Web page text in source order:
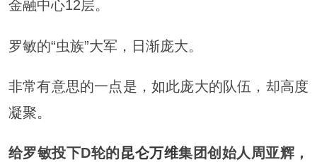
金融中心12层。
罗敏的“虫族”大军，日渐庞大。
非常有意思的一点是，如此庞大的队伍，却高度
凝聚。
给罗敏投下D轮的昆仑万维集团创始人周亚辉，